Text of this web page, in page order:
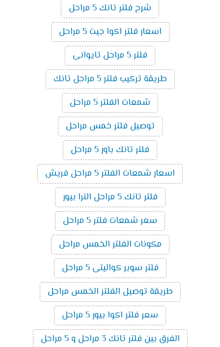
شرح فلتر تانك 5 مراحل
اسعار فلتر اكوا جيت 5 مراحل
فلتر 5 مراحل تايوانى
طريقة تركيب فلتر 5 مراحل تانك
شمعات الفلتر 5 مراحل
توصيل فلتر خمس مراحل
فلتر تانك باور 5 مراحل
اسعار شمعات الفلتر 5 مراحل فريش
فلتر تانك 5 مراحل الترا بيور
سعر شمعات فلتر 5 مراحل
مكونات الفلتر الخمس مراحل
فلتر سوبر كواليتى 5 مراحل
طريقة توصيل الفلتر الخمس مراحل
سعر فلتر اكوا بيور 5 مراحل
الفرق بين فلتر تانك 3 مراحل و 5 مراحل